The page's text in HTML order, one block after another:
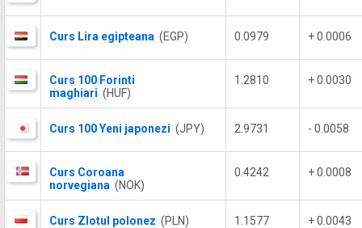
Curs Lira egipteana (EGP) 0.0979 + 0.0006
Curs 100 Forinti
maghiari (HUF)
1.2810 + 0.0030
Curs 100 Yeni japonezi (JPY) 2.9731 - 0.0058
Curs Coroana
norvegiana (NOK)
0.4242 + 0.0008
Curs Zlotul polonez (PLN) 1.1577 + 0.0043